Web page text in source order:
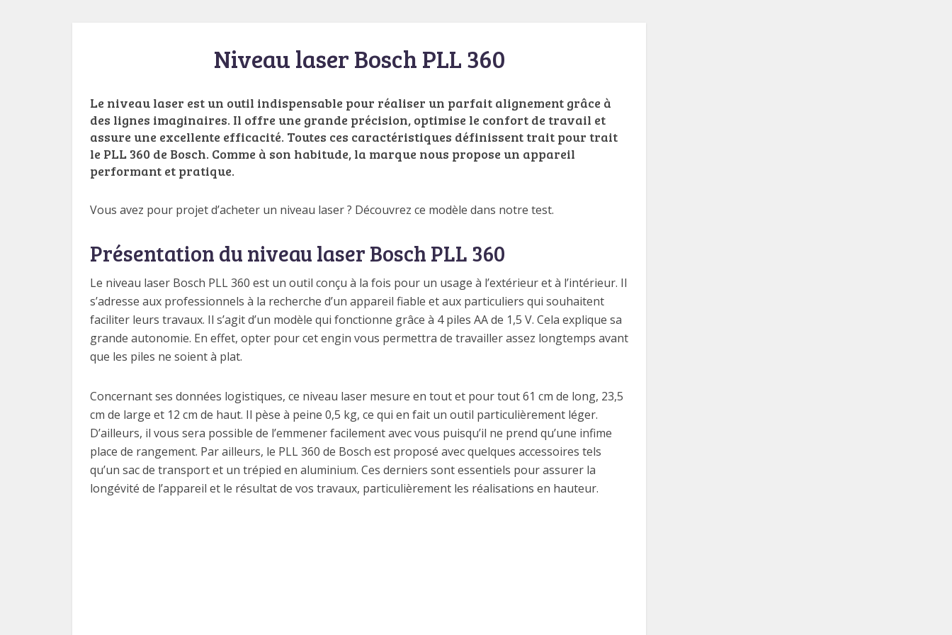
Niveau laser Bosch PLL 360
Le niveau laser est un outil indispensable pour réaliser un parfait alignement grâce à
des lignes imaginaires. Il offre une grande précision, optimise le confort de travail et
assure une excellente efficacité. Toutes ces caractéristiques définissent trait pour trait
le PLL 360 de Bosch. Comme à son habitude, la marque nous propose un appareil
performant et pratique.
Vous avez pour projet d’acheter un niveau laser ? Découvrez ce modèle dans notre test.
Présentation du niveau laser Bosch PLL 360
Le niveau laser Bosch PLL 360 est un outil conçu à la fois pour un usage à l’extérieur et à l’intérieur. Il
s’adresse aux professionnels à la recherche d’un appareil fiable et aux particuliers qui souhaitent
faciliter leurs travaux. Il s’agit d’un modèle qui fonctionne grâce à 4 piles AA de 1,5 V. Cela explique sa
grande autonomie. En effet, opter pour cet engin vous permettra de travailler assez longtemps avant
que les piles ne soient à plat.
Concernant ses données logistiques, ce niveau laser mesure en tout et pour tout 61 cm de long, 23,5
cm de large et 12 cm de haut. Il pèse à peine 0,5 kg, ce qui en fait un outil particulièrement léger.
D’ailleurs, il vous sera possible de l’emmener facilement avec vous puisqu’il ne prend qu’une infime
place de rangement. Par ailleurs, le PLL 360 de Bosch est proposé avec quelques accessoires tels
qu’un sac de transport et un trépied en aluminium. Ces derniers sont essentiels pour assurer la
longévité de l’appareil et le résultat de vos travaux, particulièrement les réalisations en hauteur.